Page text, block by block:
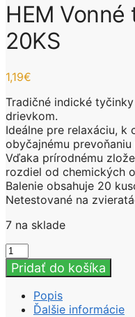
HEM
20KS
1,19€
Tradičné indické
drievkom.
Ideálne pre relaxáciu, k
obyčajnému
Vďaka prírodnému
rozdiel od chemických
Balenie obsahuje 20
Netestované na
7 na sklade
množstvo
HEM
Vonné
tyčinky
Kamilka
Pridať do košíka
Popis
Ďalšie informácie